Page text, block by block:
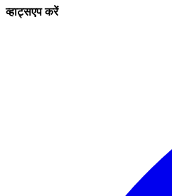
व्हाट्सएप करें